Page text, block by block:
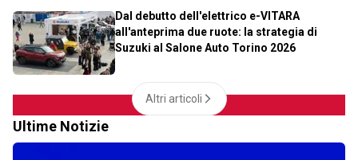
Dal debutto dell'elettrico e-VITARA
all'anteprima due ruote: la strategia di
Suzuki al Salone Auto Torino 2026
Altri articoli
Ultime Notizie